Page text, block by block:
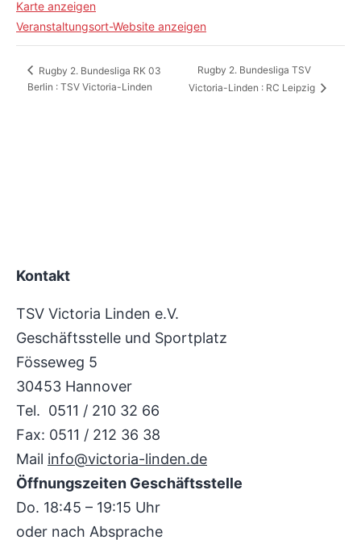
Karte anzeigen
Veranstaltungsort-Website anzeigen
Rugby 2. Bundesliga RK 03
Berlin : TSV Victoria-Linden
Rugby 2. Bundesliga TSV
Victoria-Linden : RC Leipzig
Kontakt
TSV Victoria Linden e.V.
Geschäftsstelle und Sportplatz
Fösseweg 5
30453 Hannover
Tel. 0511 / 210 32 66
Fax: 0511 / 212 36 38
Mail info@victoria-linden.de
Öffnungszeiten Geschäftsstelle
Do. 18:45 – 19:15 Uhr
oder nach Absprache